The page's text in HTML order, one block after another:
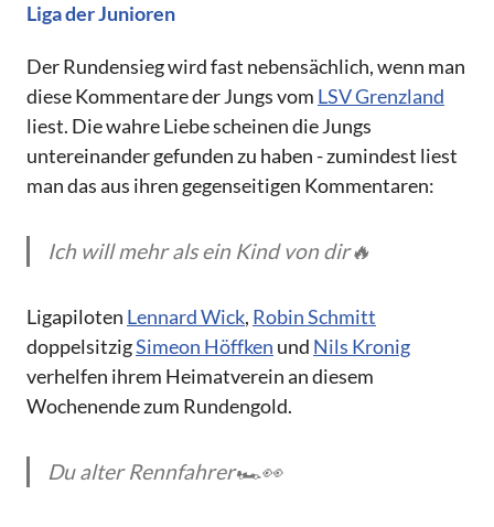
Liga der Junioren
Der Rundensieg wird fast nebensächlich, wenn man
diese Kommentare der Jungs vom LSV Grenzland
liest. Die wahre Liebe scheinen die Jungs
untereinander gefunden zu haben - zumindest liest
man das aus ihren gegenseitigen Kommentaren:
Ich will mehr als ein Kind von dir🔥
Ligapiloten Lennard Wick, Robin Schmitt
doppelsitzigSimeon Höffken und Nils Kronig
verhelfen ihrem Heimatverein an diesem
Wochenende zum Rundengold.
Du alter Rennfahrer🏎️👀